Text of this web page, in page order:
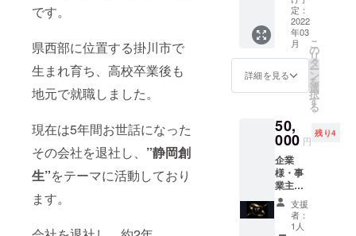
です。
県西部に位置する掛川市で
生まれ育ち、高校卒業後も
地元で就職しました。
現在は5年間お世話になった
その会社を退社し、 ”静岡創
生”をテーマに活動しており
ます。
一回当
たり約
5gほど
使用
し、3煎
目まで
湯呑み
＋宝瓶
がセッ
トのプ
ランに
なりま
す。
（湯呑
みが２
■THE
TEA 厳
選高級
茶葉60g
■宝瓶 ■
湯呑み
×2 ■HP
へ会社
人名の
掲載権
（1年
間）
■THE
TEA オ
リジナ
ルス
テッ
定：
2022
年03
月
詳細を見る
こ
の
リ
タ
ー
ン
を
選
択
す
る
50,
000 円
残り4
企業
様・事
業主様
オスス
メ！ ■
全力で
支援
者：
1人